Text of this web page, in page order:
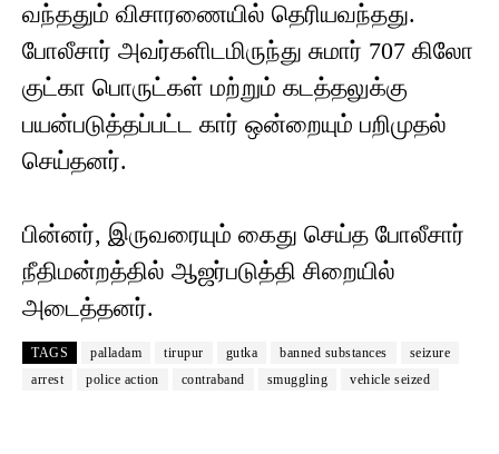
வந்ததும் விசாரணையில் தெரியவந்தது.
போலீசார் அவர்களிடமிருந்து சுமார் 707 கிலோ
குட்கா பொருட்கள் மற்றும் கடத்தலுக்கு
பயன்படுத்தப்பட்ட கார் ஒன்றையும் பறிமுதல்
செய்தனர்.
பின்னர், இருவரையும் கைது செய்த போலீசார்
நீதிமன்றத்தில் ஆஜர்படுத்தி சிறையில்
அடைத்தனர்.
TAGS palladam tirupur gutka banned substances
seizure
arrest
police action contraband smuggling vehicle seized